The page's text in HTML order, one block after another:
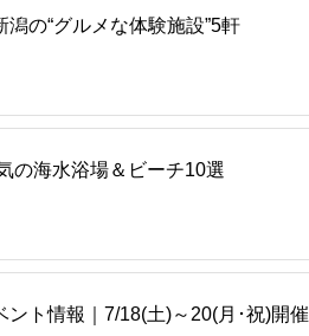
潟の“グルメな体験施設”5軒
の海水浴場＆ビーチ10選
ント情報｜7/18(土)～20(月･祝)開催